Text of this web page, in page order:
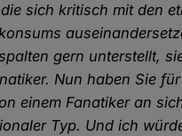
sich kritisch mit den
gern unterstellt,
Nun haben Sie
einem Fanatiker an
Typ. Und ich